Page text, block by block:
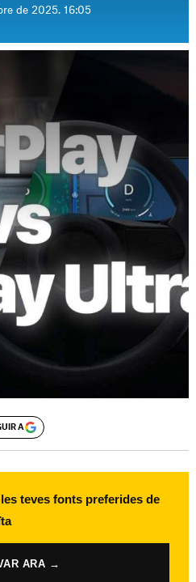
de 2025. 16:05
A
teves fonts preferides de
ARA →